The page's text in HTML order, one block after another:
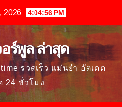
2026 4:04:58 PM
ร์พูล ล่าสุด
รวดเร็ว แม่นยำ อัตเดต
24 ชั่วโมง